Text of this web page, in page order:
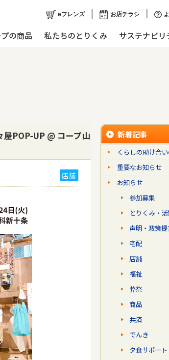
eフレンズ お店チラシ
の商品 私たちのとりくみ サステナビリ
POP-UP @ コープ山
店舗
新着記事
くらしの助け合
重要なお知らせ
お知らせ
参加募集
とりくみ・
声明・政策
宅配
店舗
福祉
葬祭
商品
共済
でんき
夕食サポート